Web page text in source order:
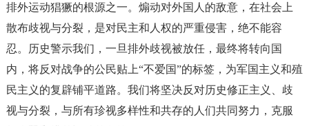
排外运动猖獗的根源之一。煽动对外国人的敌意，在社会上
散布歧视与分裂，是对民主和人权的严重侵害，绝不能容
忍。历史警示我们，一旦排外歧视被放任，最终将转向国
内，将反对战争的公民贴上“不爱国”的标签，为军国主义和殖
民主义的复辟铺平道路。我们将坚决反对历史修正主义、歧
视与分裂，与所有珍视多样性和共存的人们共同努力，克服